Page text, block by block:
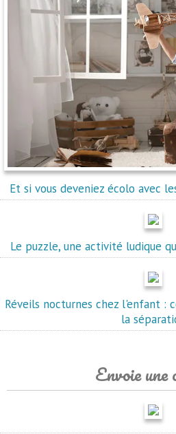
Et si vous deveniez écolo avec
Le puzzle, une activité ludique
Réveils nocturnes chez l'enfant :
la
Envoie